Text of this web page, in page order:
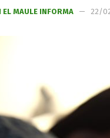
EL MAULE INFORMA 22/